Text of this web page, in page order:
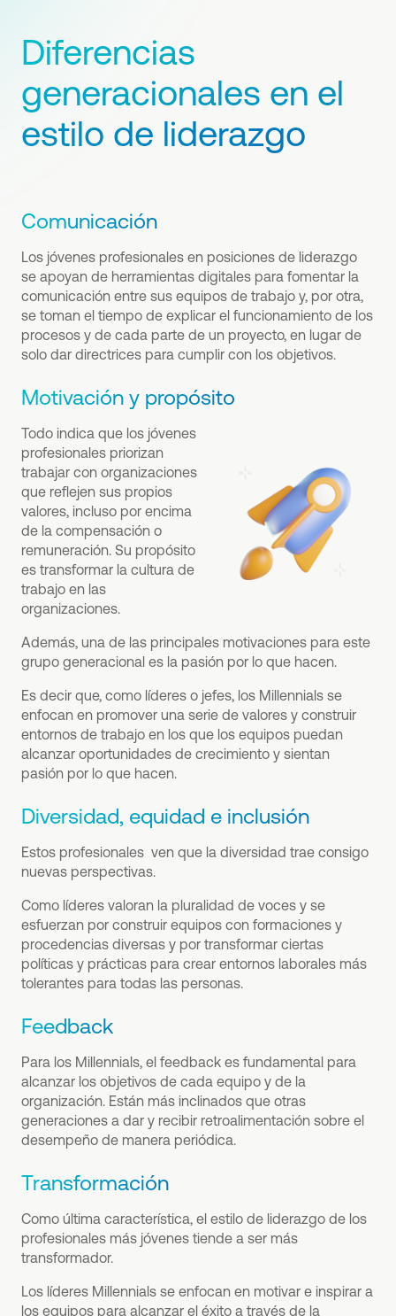
Diferencias
generacionales en el
estilo de liderazgo
Comunicación
Los jóvenes profesionales en posiciones de liderazgo
se apoyan de herramientas digitales para fomentar la
comunicación entre sus equipos de trabajo y, por otra,
se toman el tiempo de explicar el funcionamiento de los
procesos y de cada parte de un proyecto, en lugar de
solo dar directrices para cumplir con los objetivos.
Motivación y propósito
Todo indica que los jóvenes
profesionales priorizan
trabajar con organizaciones
que reflejen sus propios
valores, incluso por encima
de la compensación o
remuneración. Su propósito
es transformar la cultura de
trabajo en las
organizaciones.
Además, una de las principales motivaciones para este
grupo generacional es la pasión por lo que hacen.
Es decir que, como líderes o jefes, los Millennials se
enfocan en promover una serie de valores y construir
entornos de trabajo en los que los equipos puedan
alcanzar oportunidades de crecimiento y sientan
pasión por lo que hacen.
Diversidad, equidad e inclusión
Estos profesionales ven que la diversidad trae consigo
nuevas perspectivas.
Como líderes valoran la pluralidad de voces y se
esfuerzan por construir equipos con formaciones y
procedencias diversas y por transformar ciertas
políticas y prácticas para crear entornos laborales más
tolerantes para todas las personas.
Feedback
Para los Millennials, el feedback es fundamental para
alcanzar los objetivos de cada equipo y de la
organización. Están más inclinados que otras
generaciones a dar y recibir retroalimentación sobre el
desempeño de manera periódica.
Transformación
Como última característica, el estilo de liderazgo de los
profesionales más jóvenes tiende a ser más
transformador.
Los líderes Millennials se enfocan en motivar e inspirar a
los equipos para alcanzar el éxito a través de la